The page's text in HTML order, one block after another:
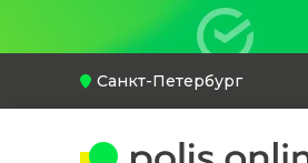
Санкт-Петербург